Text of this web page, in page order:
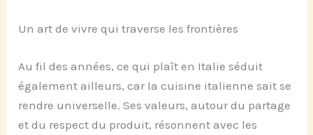
Un art de vivre qui traverse les frontières
Au fil des années, ce qui plaît en Italie séduit
également ailleurs, car la cuisine italienne sait se
rendre universelle. Ses valeurs, autour du partage
et du respect du produit, résonnent avec les